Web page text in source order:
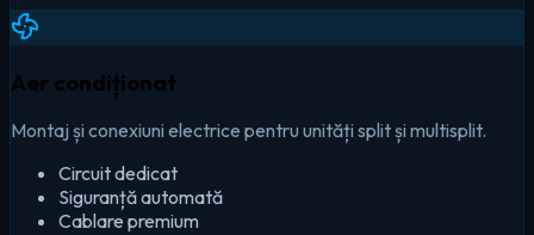
Aer condiționat
Montaj și conexiuni electrice pentru unități split și multisplit.
Circuit dedicat
Siguranță automată
Cablare premium